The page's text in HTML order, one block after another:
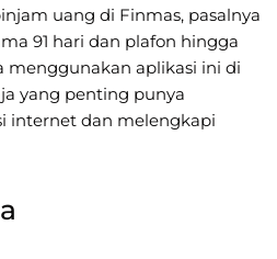
uang di Finmas, pasalnya
91 hari dan plafon hingga
menggunakan aplikasi ini di
yang penting punya
internet dan melengkapi